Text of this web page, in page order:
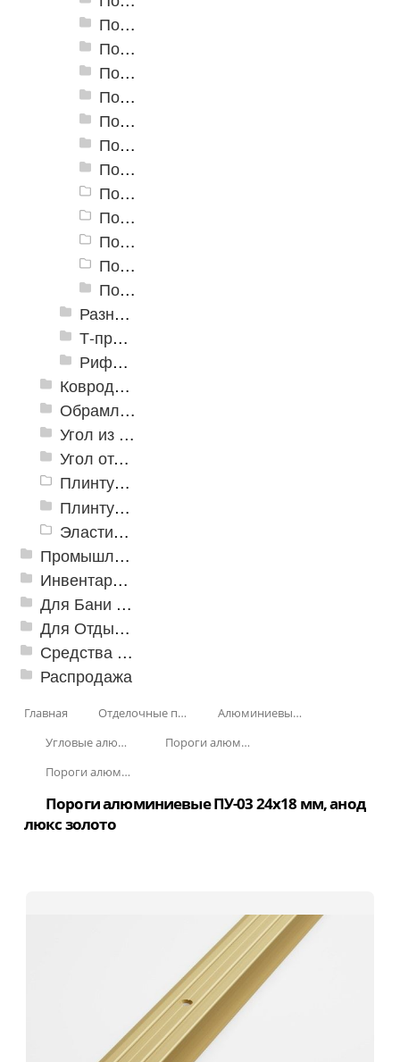
Пороги алюминиевые угловые Д-3 24х20 мм
Пороги алюминиевые угловые Д-4 32,7х30 мм
Пороги алюминиевые угловые Д-9 25х25,5 мм
Пороги алюминиевые угловые Д-13 40х20 мм
Пороги алюминиевые угловые Д-14 47,1х32 мм
Пороги алюминиевые угловые Д-16 40х20 мм
Пороги алюминиевые угловые Д-19 30х30 мм
Пороги алюминиевые угловые УКВ
Пороги алюминиевые угловые 30х30
Пороги алюминиевые угловые 40х40
Пороги алюминиевые угловые 20х20
Пороги алюминиевые угловые Д-5 20х20мм
Разноуровневые алюминиевые профили
Т-профиль
Рифленые алюминиевые листы и углы квинтет
Ковродержатели
Обрамление
Угол из ПВХ
Угол отделочный арочный
Плинтус для столешниц
Плинтусы «KronPlast»
Эластичный напольно-стыковочный профиль Cezar
Промышленный текстиль
Инвентарь для клининга
Для Бани и Сауны
Для Отдыха и Пикника
Средства от насекомых и садовых вредителей
Распродажа
Главная Отделочные профили
Алюминиевые пороги
Угловые алюминиевые пороги
Пороги алюминиевые ПУ-03 24x18 мм
Пороги алюминиевые ПУ-03 24x18 мм, анод люкс
Пороги алюминиевые ПУ-03 24x18 мм, анод
люкс золото